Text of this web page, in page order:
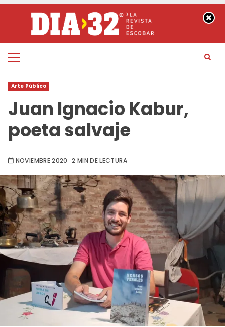
contenido
Menú
Arte Público
Juan Ignacio Kabur,
poeta salvaje
NOVIEMBRE 2020 2 MIN DE LECTURA